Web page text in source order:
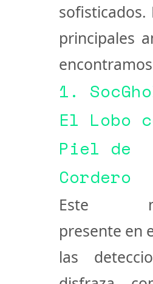
sofisticados.
principales
1.
El Lobo
Piel de
Cordero
Este
presente en
las